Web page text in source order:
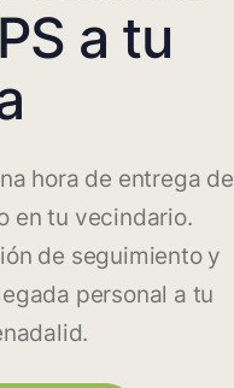
a tu
hora de entrega de
en tu vecindario.
de seguimiento y
personal a tu